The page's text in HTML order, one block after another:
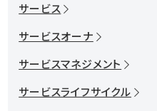
サービス
サービスオーナ
サービスマネジメント
サービスライフサイクル